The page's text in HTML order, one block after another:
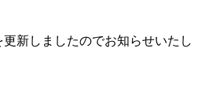
新しましたのでお知らせいたし